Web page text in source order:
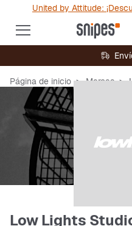
United by Attitude:
Página de inicio Marcas
Low Lights